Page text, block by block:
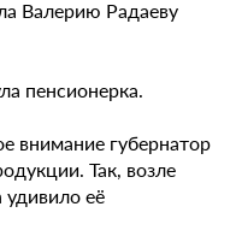
Валерию Радаеву
пенсионерка.
внимание губернатор
Так, возле
удивило её